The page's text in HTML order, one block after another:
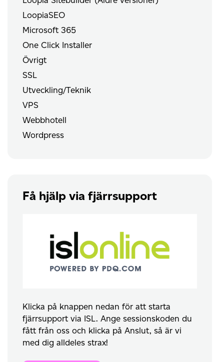
LoopiaSEO
Microsoft 365
One Click Installer
Övrigt
SSL
Utveckling/Teknik
VPS
Webbhotell
Wordpress
Få hjälp via fjärrsupport
Klicka på knappen nedan för att starta
fjärrsupport via ISL. Ange sessionskoden du
fått från oss och klicka på Anslut, så är vi
med dig alldeles strax!